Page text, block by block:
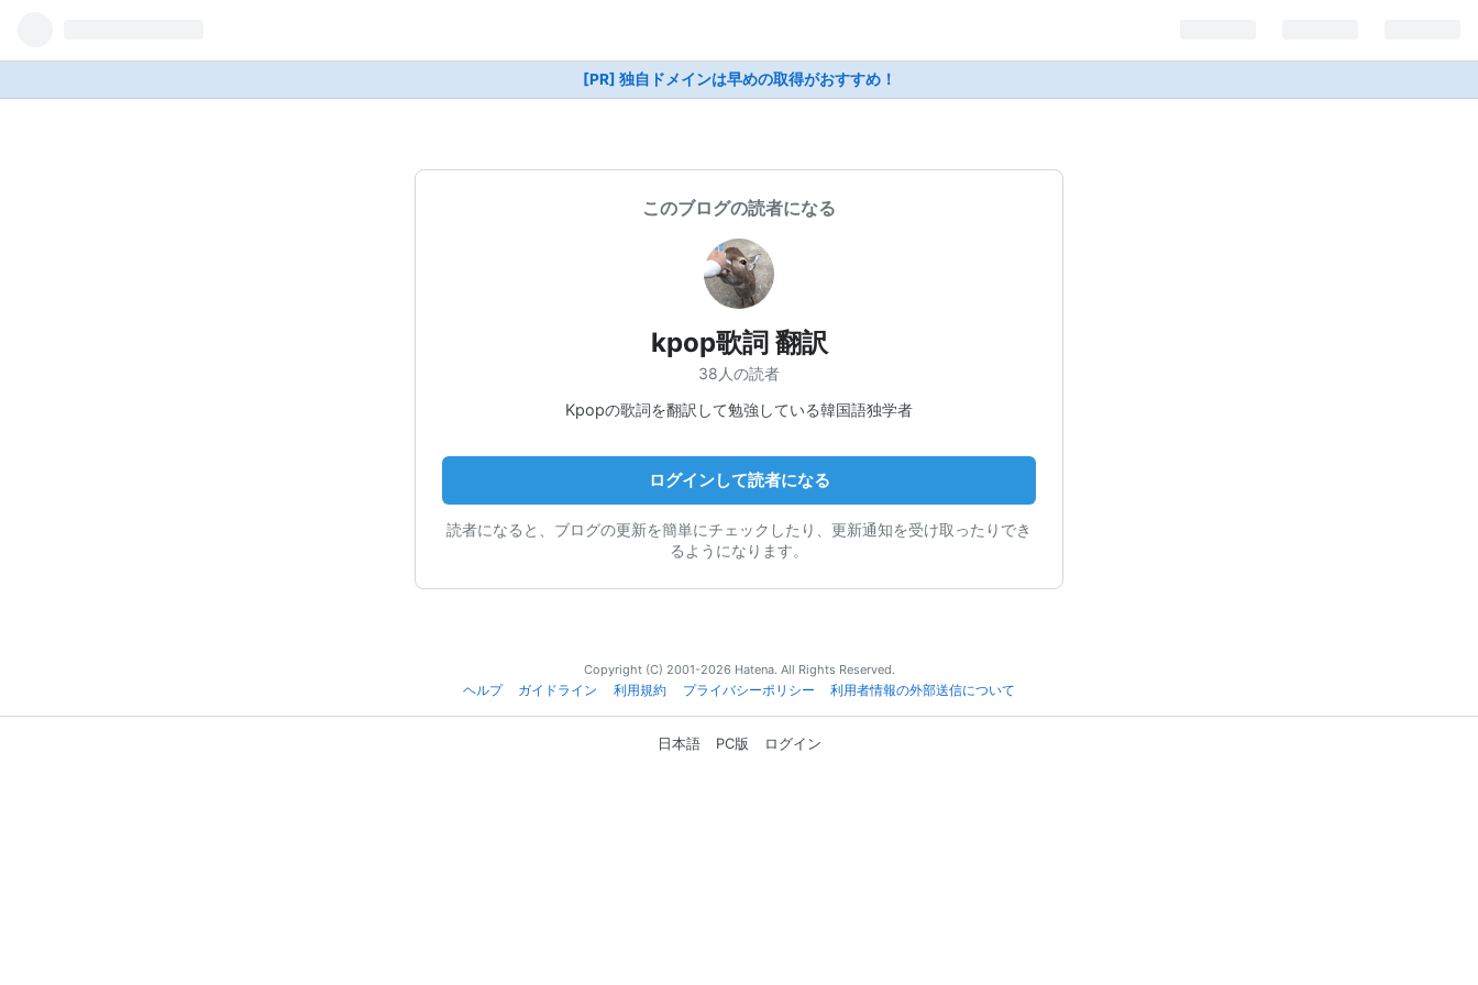
[PR] 独自ドメインは早めの取得がおすすめ！
このブログの読者になる
kpop歌詞 翻訳
38人の読者
Kpopの歌詞を翻訳して勉強している韓国語独学者
ログインして読者になる
読者になると、ブログの更新を簡単にチェックしたり、更新通知を受け取ったりでき
るようになります。
Copyright (C) 2001-2026 Hatena. All Rights Reserved.
ヘルプ
ガイドライン 利用規約 プライバシーポリシー 利用者情報の外部送信について
日本語 PC版 ログイン